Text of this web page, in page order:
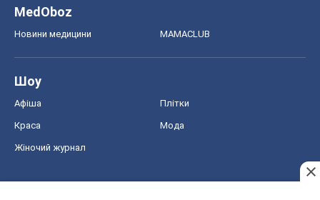
MedOboz
Новини медицини MAMACLUB
Шоу
Афіша Плітки
Краса Мода
Жіночий журнал